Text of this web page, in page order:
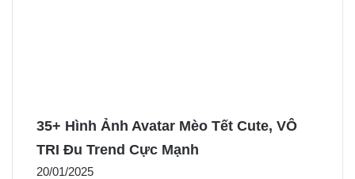
35+ Hình Ảnh Avatar Mèo Tết Cute, VÔ
TRI Đu Trend Cực Mạnh
20/01/2025